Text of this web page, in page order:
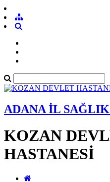
ADANA İL
KOZAN
HASTANESİ